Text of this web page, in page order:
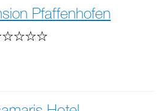
Pfaffenhofen